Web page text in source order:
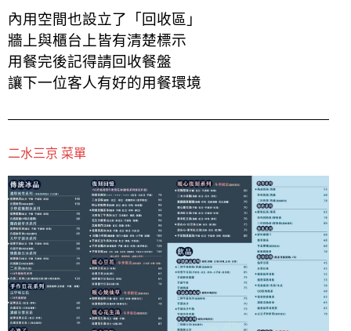
內用空間也設立了「回收區」
牆上與櫃台上皆有清楚標示
用餐完後記得請回收餐盤
讓下一位客人有好的用餐環境
二水三京 菜單